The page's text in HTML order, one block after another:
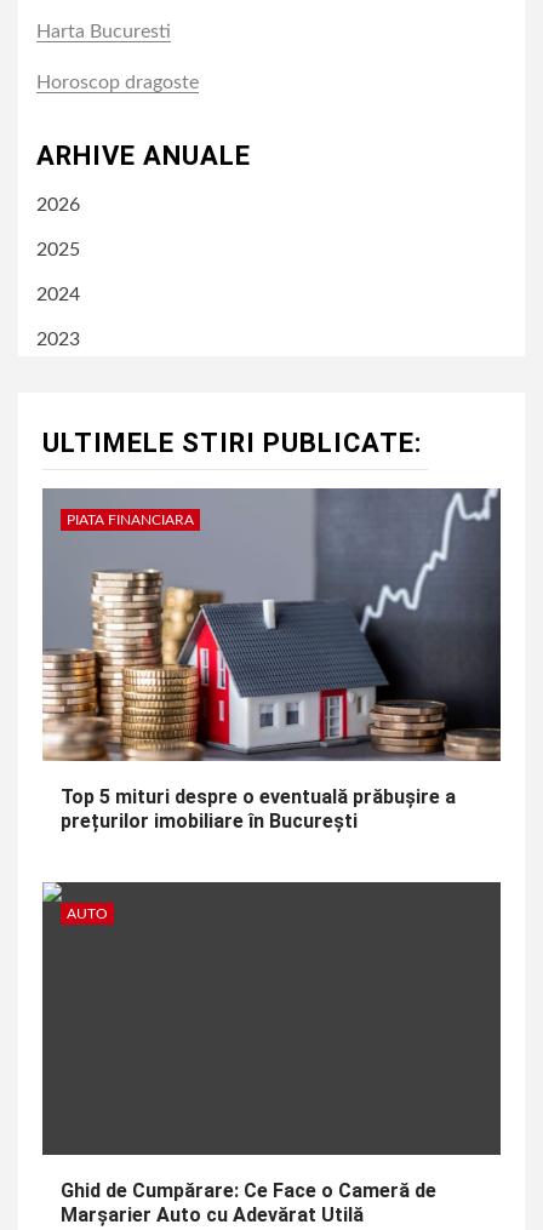
Harta Bucuresti
Horoscop dragoste
ARHIVE ANUALE
2026
2025
2024
2023
ULTIMELE STIRI PUBLICATE:
PIATA FINANCIARA
Top 5 mituri despre o eventuală prăbușire a
prețurilor imobiliare în București
AUTO
Ghid de Cumpărare: Ce Face o Cameră de
Marșarier Auto cu Adevărat Utilă